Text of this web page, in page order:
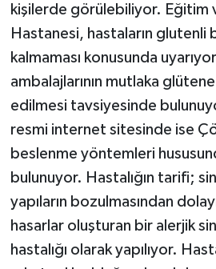
kişilerde görülebiliyor. Eğitim
Hastanesi, hastaların glutenli
kalmaması konusunda
ambalajlarının mutlaka
edilmesi tavsiyesinde
resmi internet sitesinde ise
beslenme yöntemleri
bulunuyor. Hastalığın tarifi;
yapıların bozulmasından
hasarlar oluşturan bir alerjik
hastalığı olarak yapılıyor.